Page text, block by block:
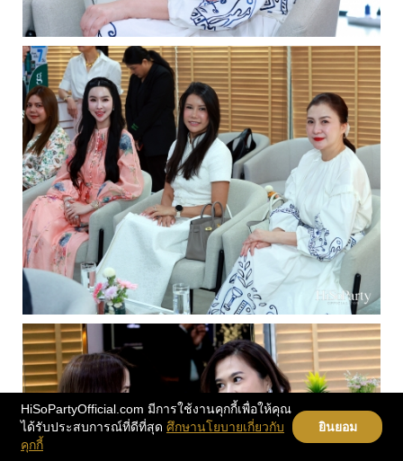
HiSoPartyOfficial.com มีการใช้งานคุกกี้เพื่อให้คุณ
ได้รับประสบการณ์ที่ดีที่สุด ศึกษานโยบายเกี่ยวกับ
คุกกี้
ยินยอม